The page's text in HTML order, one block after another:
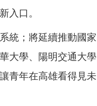
入口。
統；將延續推動國家
大學、陽明交通大學
青年在高雄看得見未